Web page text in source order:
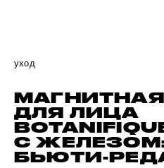
уход
ДЛЯ ЛИЦА
С
БЬЮТИ-